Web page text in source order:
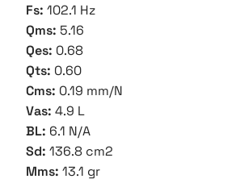
Fs: 102.1 Hz
Qms: 5.16
Qes: 0.68
Qts: 0.60
Cms: 0.19 mm/N
Vas: 4.9 L
BL: 6.1 N/A
Sd: 136.8 cm2
Mms: 13.1 gr